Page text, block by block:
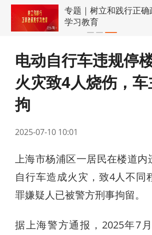
专题｜树立和践行正确
学习教育
电动自行车违规停
火灾致4人烧伤，
拘
2025-07-10 10:01
上海市杨浦区一居民在楼道内
自行车造成火灾，致4人不同
罪嫌疑人已被警方刑事拘留。
据上海警方通报，2025年7